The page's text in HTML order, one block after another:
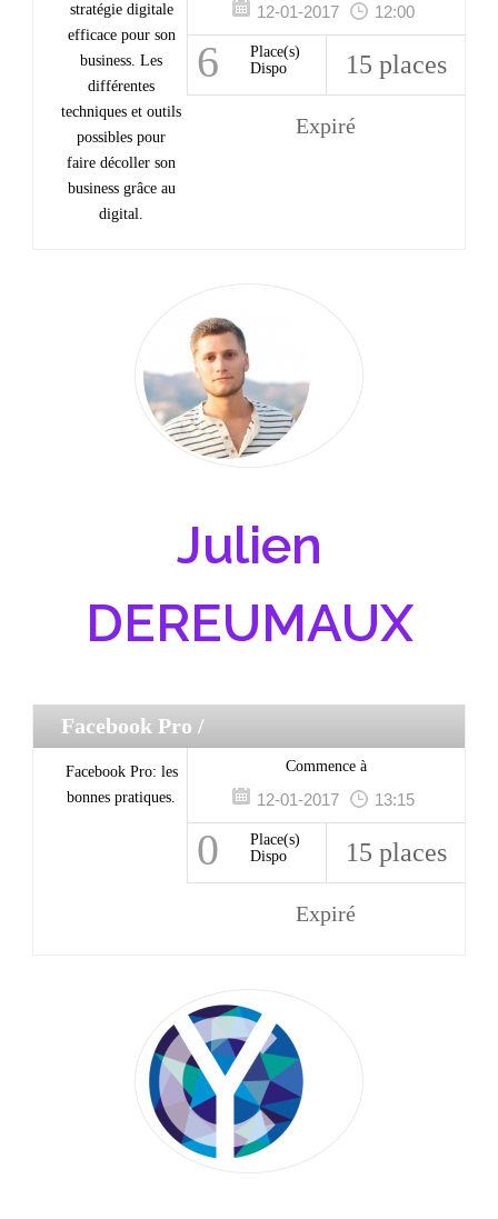
stratégie digitale
efficace pour son
business. Les
différentes
techniques et outils
possibles pour
faire décoller son
business grâce au
digital.
12-01-2017 12:00
6
Place(s)
Dispo
15 places
Expiré
Julien
DEREUMAUX
Facebook Pro /
Facebook Pro: les
bonnes pratiques.
Commence à
12-01-2017 13:15
0
Place(s)
Dispo
15 places
Expiré